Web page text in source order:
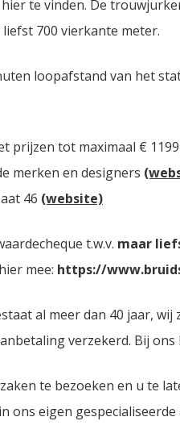
te vinden. De
700 vierkante meter.
loopafstand van het
prijzen tot maximaal €
merken en designers
46 (website)
t.w.v. maar
mee: https://
al meer dan 40 jaar,
verzekerd. Bij
te bezoeken en u te
ons eigen